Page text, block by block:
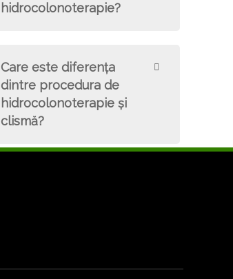
hidrocolonoterapie?
Care este diferenţa
dintre procedura de
hidrocolonoterapie şi
clismă?